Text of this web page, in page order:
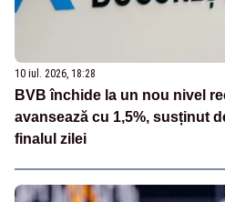
10 iul. 2026, 18:28
BVB închide la un nou nivel
avansează cu 1,5%, susținut
finalul zilei